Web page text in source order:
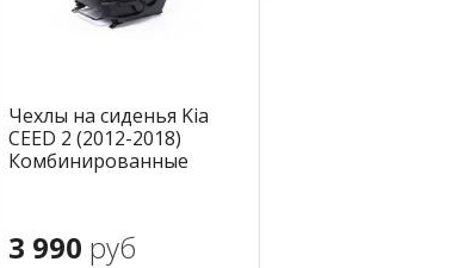
Чехлы на сиденья Kia
CEED 2 (2012-2018)
Комбинированные
3 990 руб